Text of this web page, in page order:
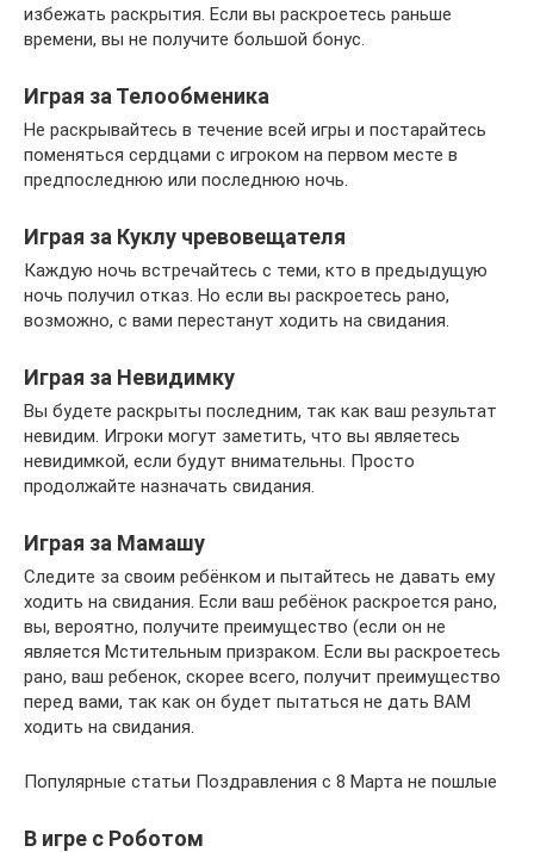
избежать раскрытия. Если вы раскроетесь раньше
времени, вы не получите большой бонус.
Играя за Телообменика
Не раскрывайтесь в течение всей игры и постарайтесь
поменяться сердцами с игроком на первом месте в
предпоследнюю или последнюю ночь.
Играя за Куклу чревовещателя
Каждую ночь встречайтесь с теми, кто в предыдущую
ночь получил отказ. Но если вы раскроетесь рано,
возможно, с вами перестанут ходить на свидания.
Играя за Невидимку
Вы будете раскрыты последним, так как ваш результат
невидим. Игроки могут заметить, что вы являетесь
невидимкой, если будут внимательны. Просто
продолжайте назначать свидания.
Играя за Мамашу
Следите за своим ребёнком и пытайтесь не давать ему
ходить на свидания. Если ваш ребёнок раскроется рано,
вы, вероятно, получите преимущество (если он не
является Мстительным призраком. Если вы раскроетесь
рано, ваш ребенок, скорее всего, получит преимущество
перед вами, так как он будет пытаться не дать ВАМ
ходить на свидания.
Популярные статьи Поздравления с 8 Марта не пошлые
В игре с Роботом